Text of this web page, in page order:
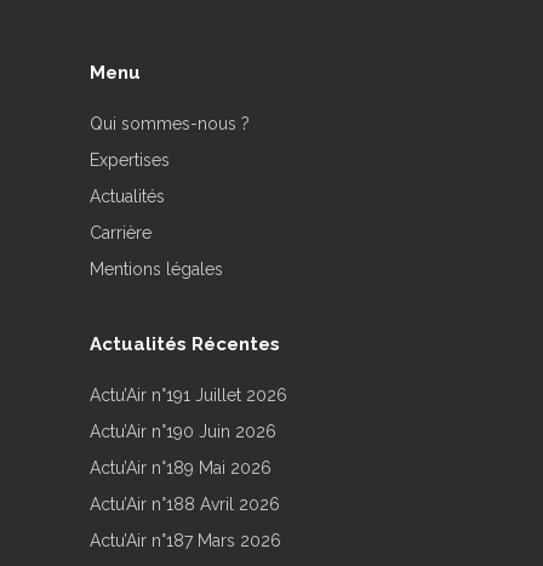
Menu
Qui sommes-nous ?
Expertises
Actualités
Carrière
Mentions légales
Actualités Récentes
Actu’Air n°191 Juillet 2026
Actu’Air n°190 Juin 2026
Actu’Air n°189 Mai 2026
Actu’Air n°188 Avril 2026
Actu’Air n°187 Mars 2026